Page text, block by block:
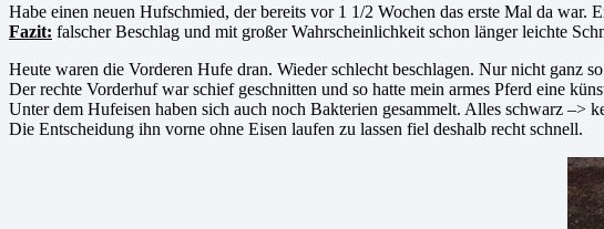
Habe einen neuen Hufschmied, der bereits vor 1 1/2 Wochen das erste Mal da war.
Fazit: falscher Beschlag und mit großer Wahrscheinlichkeit schon länger leichte
Heute waren die Vorderen Hufe dran. Wieder schlecht beschlagen. Nur nicht ganz
Der rechte Vorderhuf war schief geschnitten und so hatte mein armes Pferd eine
Unter dem Hufeisen haben sich auch noch Bakterien gesammelt. Alles schwarz –>
Die Entscheidung ihn vorne ohne Eisen laufen zu lassen fiel deshalb recht schnell.